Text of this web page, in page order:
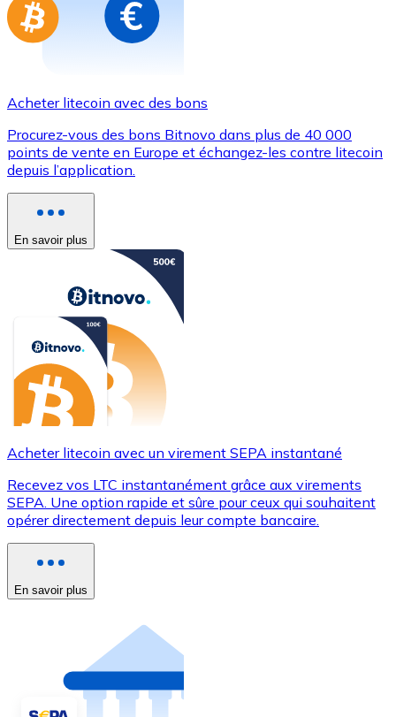
Acheter litecoin avec des bons
Procurez-vous des bons Bitnovo dans plus de 40 000
points de vente en Europe et échangez-les contre litecoin
depuis l’application.
En savoir plus
Acheter litecoin avec un virement SEPA instantané
Recevez vos LTC instantanément grâce aux virements
SEPA. Une option rapide et sûre pour ceux qui souhaitent
opérer directement depuis leur compte bancaire.
En savoir plus